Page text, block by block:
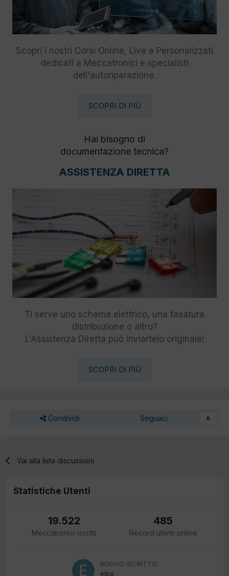
Scopri i nostri Corsi Online, Live e Personalizzati
dedicati a Meccatronici e specialisti
dell'autoriparazione.
SCOPRI DI PIÙ
Hai bisogno di
documentazione tecnica?
ASSISTENZA DIRETTA
Ti serve uno schema elettrico, una fasatura
distribuzione o altro?
L'Assistenza Diretta può inviartelo originale!
SCOPRI DI PIÙ
Condividi Seguaci 6
Vai alla lista discussioni
Statistiche Utenti
19.522
Meccatronici iscritti
485
Record utenti online
NUOVO ISCRITTO
elpo